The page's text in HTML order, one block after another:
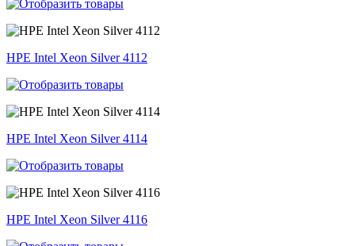
HPE Intel Xeon Silver 4112
HPE Intel Xeon Silver 4114
HPE Intel Xeon Silver 4116